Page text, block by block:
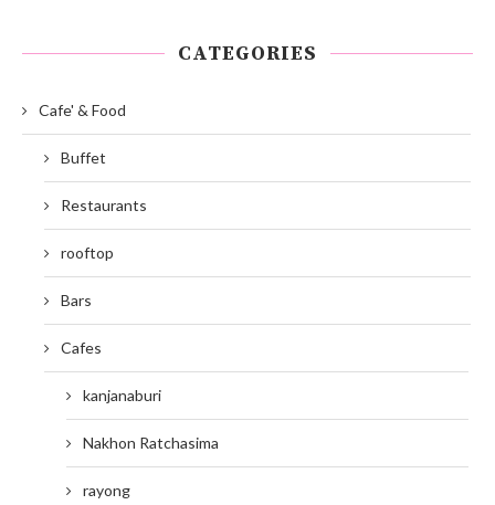
CATEGORIES
Cafe' & Food
Buffet
Restaurants
rooftop
Bars
Cafes
kanjanaburi
Nakhon Ratchasima
rayong